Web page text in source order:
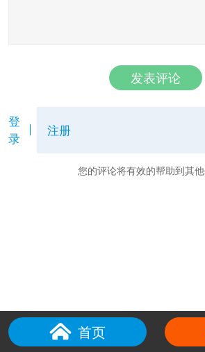
发表评论
登
录
注册
您的评论将有效的帮助到其他
首页